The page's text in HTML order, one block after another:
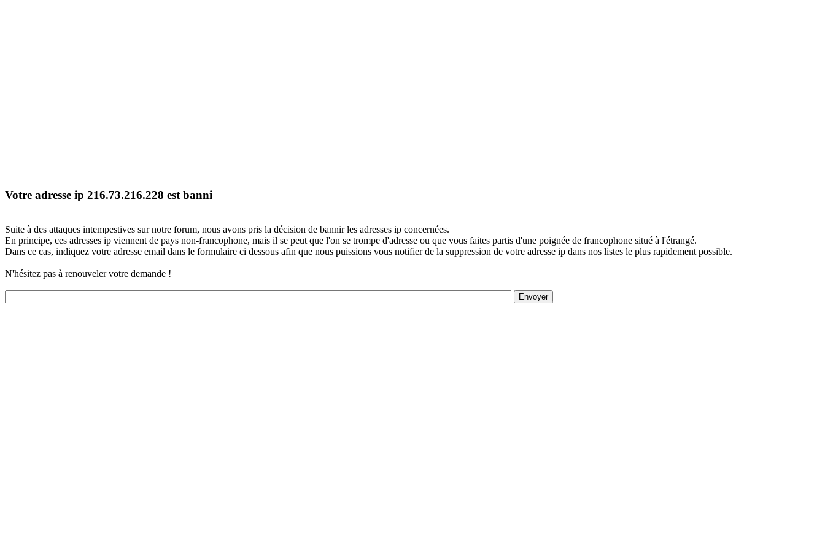
Votre adresse ip 216.73.216.228 est banni
Suite à des attaques intempestives sur notre forum, nous avons pris la décision de bannir les adresses ip concernées.
En principe, ces adresses ip viennent de pays non-francophone, mais il se peut que l'on se trompe d'adresse ou que vous faites partis d'une poignée de francophone situé à l'étrangé.
Dans ce cas, indiquez votre adresse email dans le formulaire ci dessous afin que nous puissions vous notifier de la suppression de votre adresse ip dans nos listes le plus rapidement possible.
N'hésitez pas à renouveler votre demande !